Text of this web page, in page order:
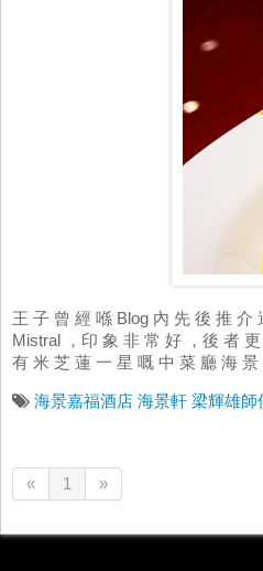
王 子 曾 經 喺 Blog 內 先 後 推 介
Mistral ，印 象 非 常 好 ，後 者
有 米 芝 蓮 一 星 嘅 中 菜 廳 海
海景嘉福酒店 海景軒 梁輝雄師
« 1 »